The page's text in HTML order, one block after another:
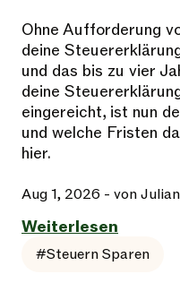
Ohne Aufforderung
deine
und das bis zu vier
deine
eingereicht, ist nun
und welche Fristen
hier.
Aug 1, 2026 - von
Weiterlesen
#Steuern Sparen